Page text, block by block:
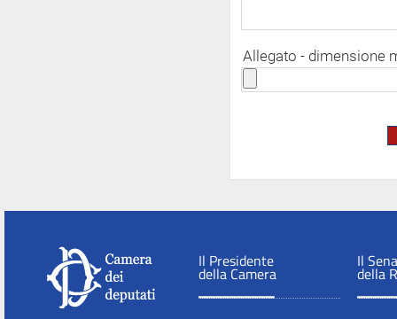
Allegato - dimensione
Il Presidente
della Camera
Il
della